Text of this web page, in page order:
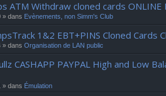
ATM Withdraw cloned cards ONLINE
» dans Evènements, non Simm's Club
1&2 EBT+PINS Cloned Cards
» dans Organisation de LAN public
CASHAPP PAYPAL High and Low
» dans Émulation